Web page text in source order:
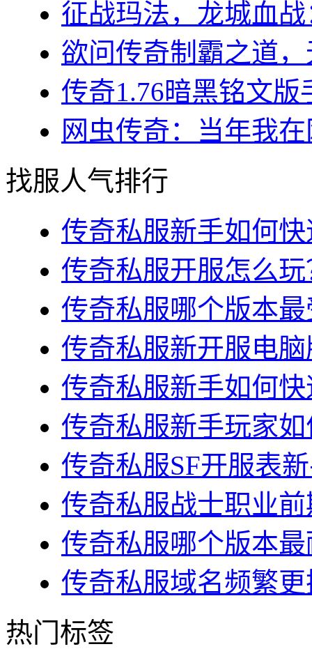
征战玛法，龙城血
欲问传奇制霸之道
传奇1.76暗黑铭文
网虫传奇：当年我
找服人气排行
传奇私服新手如何
传奇私服开服怎么
传奇私服哪个版本
传奇私服新开服电
传奇私服新手如何
传奇私服新手玩家
传奇私服SF开服表
传奇私服战士职业
传奇私服哪个版本
传奇私服域名频繁
热门标签